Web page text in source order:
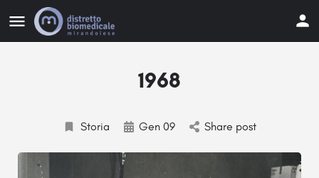
1968
Storia Gen 09 Share post